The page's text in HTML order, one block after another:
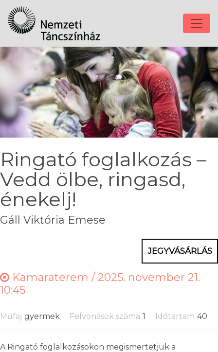
Ringató foglalkozás –
Vedd ölbe, ringasd,
énekelj!
Gáll Viktória Emese
JEGYVÁSÁRLÁS
Kamaraterem /2025. november 21.
10:45
Műfaj gyermek Felvonások száma 1 Időtartam 40
A Ringató foglalkozásokon megismertetjük a